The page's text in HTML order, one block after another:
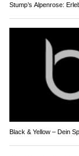
Stump’s Alpenrose:
Black & Yellow – Dein